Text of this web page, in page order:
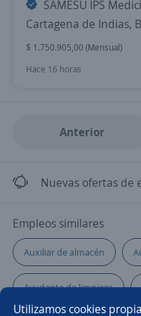
Utilizamos cookies
SAMESU IPS
Cartagena de Indias,
$ 1.750.905,00 (Mensual)
Hace 16 horas
Anterior
Nuevas ofertas de
Empleos similares
Auxiliar de almacén
Ayudante de limpieza